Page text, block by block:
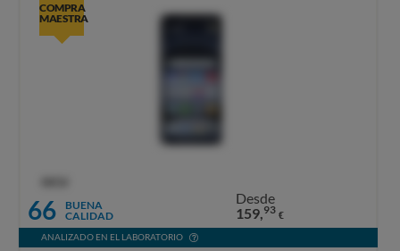
COMPRA
MAESTRA
66
BUENA
CALIDAD
Desde
159,93 €
ANALIZADO EN EL LABORATORIO